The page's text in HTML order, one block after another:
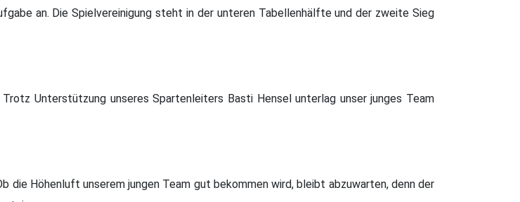
an. Die Spielvereinigung steht in der unteren Tabellenhälfte und der zweite Sieg
Unterstützung unseres Spartenleiters Basti Hensel unterlag unser junges Team
die Höhenluft unserem jungen Team gut bekommen wird, bleibt abzuwarten, denn der